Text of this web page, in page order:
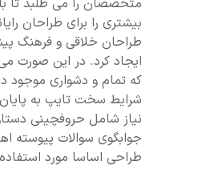
متخصصان را می طلبد تا
بیشتری را برای طراحان
طراحان خلاقی و فرهنگ
ایجاد کرد. در این صورت
که تمام و دشواری موجود در
شرایط سخت تایپ به
نیاز شامل حروفچینی
جوابگوی سوالات پیوسته
طراحی اساسا مورد استفاده